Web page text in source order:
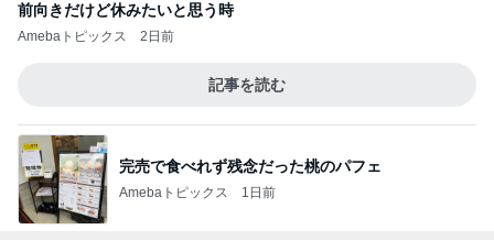
前向きだけど休みたいと思う時
Amebaトピックス 2日前
記事を読む
完売で食べれず残念だった桃のパフェ
Amebaトピックス 1日前